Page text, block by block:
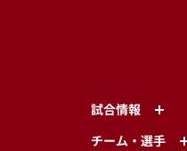
試合情報
チーム・選手